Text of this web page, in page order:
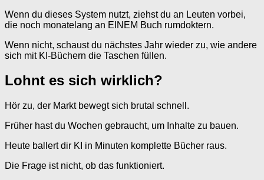
Wenn du dieses System nutzt, ziehst du an Leuten vorbei,
die noch monatelang an EINEM Buch rumdoktern.
Wenn nicht, schaust du nächstes Jahr wieder zu, wie andere
sich mit KI-Büchern die Taschen füllen.
Lohnt es sich wirklich?
Hör zu, der Markt bewegt sich brutal schnell.
Früher hast du Wochen gebraucht, um Inhalte zu bauen.
Heute ballert dir KI in Minuten komplette Bücher raus.
Die Frage ist nicht, ob das funktioniert.